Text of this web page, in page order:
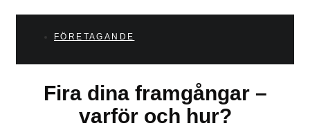
FÖRETAGANDE
Fira dina framgångar –
varför och hur?